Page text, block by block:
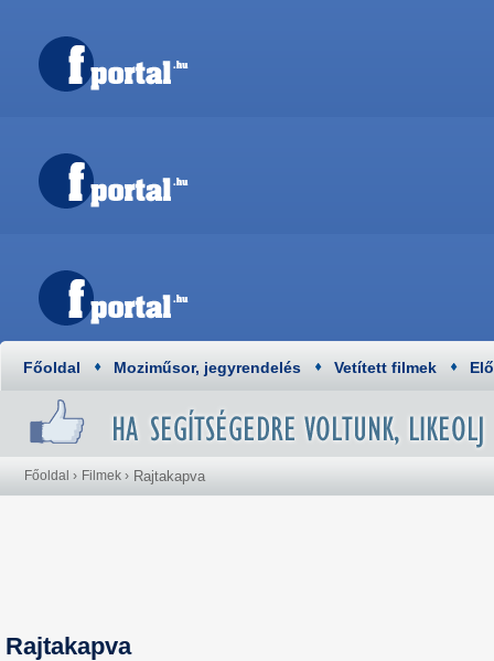
Főoldal Moziműsor, jegyrendelés Vetített filmek
Főoldal › Filmek › Rajtakapva
Rajtakapva